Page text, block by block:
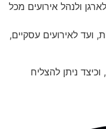
ולנהל אירועים מכל
ועד לאירועים עסקיים,
ניתן להצליח